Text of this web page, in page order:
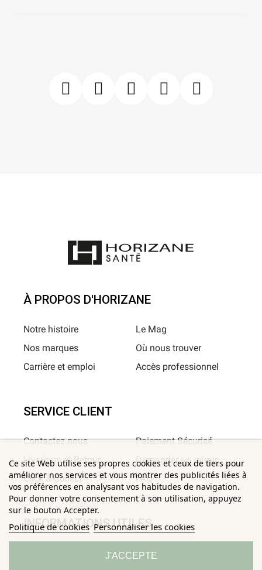
Ce site Web utilise ses propres cookies et ceux de tiers pour
améliorer nos services et vous montrer des publicités liées à
vos préférences en analysant vos habitudes de navigation.
Pour donner votre consentement à son utilisation, appuyez
sur le bouton Accepter.
Politique de cookies Personnaliser les cookies
J'ACCEPTE
À PROPOS D'HORIZANE
Notre histoire
Nos marques
Carrière et emploi
Le Mag
Où nous trouver
Accès professionnel
SERVICE CLIENT
Contactez-nous
Livraison et Retour
Click & Collect
Paiement Sécurisé
Demander un retour
FAQ
INFORMATIONS UTILES
Conditions Générales de
Confidentialité